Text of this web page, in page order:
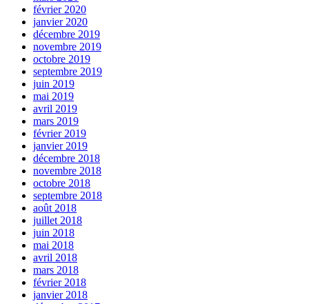
février 2020
janvier 2020
décembre 2019
novembre 2019
octobre 2019
septembre 2019
juin 2019
mai 2019
avril 2019
mars 2019
février 2019
janvier 2019
décembre 2018
novembre 2018
octobre 2018
septembre 2018
août 2018
juillet 2018
juin 2018
mai 2018
avril 2018
mars 2018
février 2018
janvier 2018